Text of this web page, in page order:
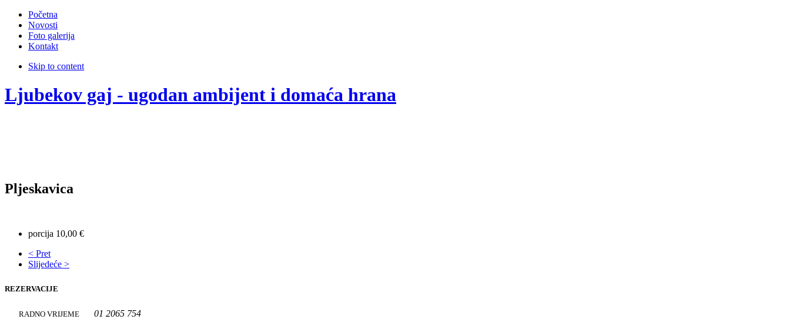
Početna
Novosti
Foto galerija
Kontakt
Skip to content
Ljubekov gaj - ugodan ambijent i domaća hrana
Pljeskavica
porcija 10,00 €
< Pret
Slijedeće >
REZERVACIJE
01 2065 754
RADNO VRIJEME